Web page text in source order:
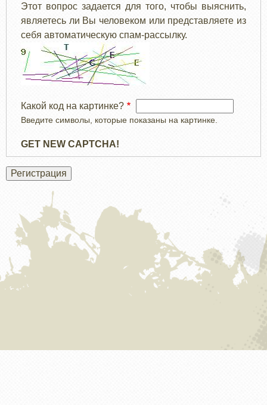
Этот вопрос задается для того, чтобы выяснить,
являетесь ли Вы человеком или представляете из
себя автоматическую спам-рассылку.
Какой код на картинке?
Введите символы, которые показаны на картинке.
GET NEW CAPTCHA!